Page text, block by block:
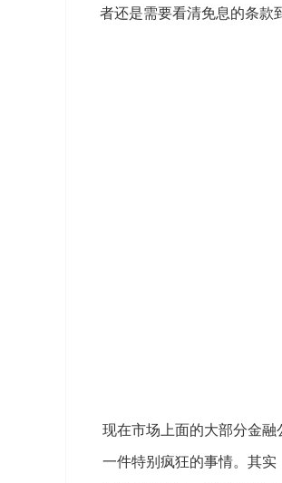
者还是需要看清免息的条款
现在市场上面的大部分金
一件特别疯狂的事情。其